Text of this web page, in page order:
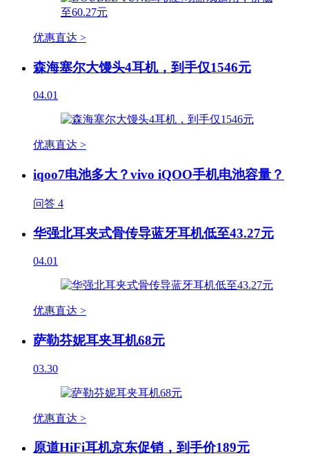
优惠直达 >
森海塞尔大馒头4耳机，到手仅1546元
04.01
优惠直达 >
iqoo7电池多大？vivo iQOO手机电池容量？
问答 4
华强北耳夹式骨传导蓝牙耳机低至43.27元
04.01
优惠直达 >
萨勒芬妮耳夹耳机68元
03.30
优惠直达 >
原道HiFi耳机京东促销，到手价189元